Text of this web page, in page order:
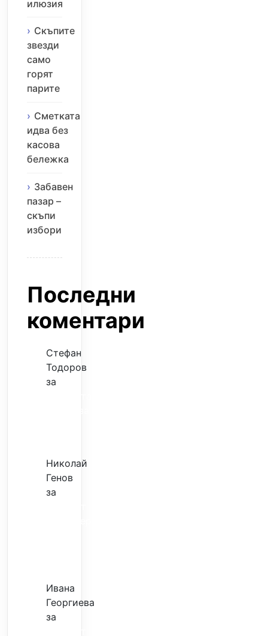
илюзия
Скъпите
звезди
само
горят
парите
Сметката
идва без
касова
бележка
Забавен
пазар –
скъпи
избори
Последни
коментари
Стефан
Тодоров
за
Николай
Генов
за
Ивана
Георгиева
за